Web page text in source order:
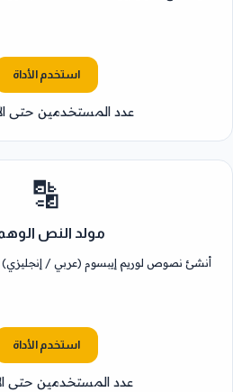
استخدم الأداة
عدد المستخدمين حتى الآن:
🔡
مولد النص
أنشئ نصوص لوريم إيبسوم (عربي / إنجليزي)
استخدم الأداة
عدد المستخدمين حتى الآن: